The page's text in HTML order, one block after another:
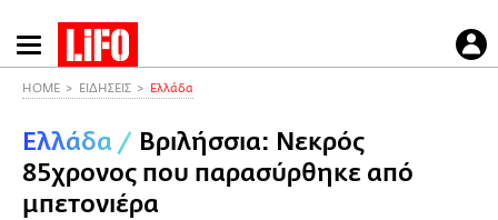
Παράκαμψη
προς
περιεχόμενο
HOME ΕΙΔΗΣΕΙΣ Ελλάδα
Ελλάδα / Βριλήσσια: Νεκρός
85χρονος που παρασύρθηκε από
μπετονιέρα